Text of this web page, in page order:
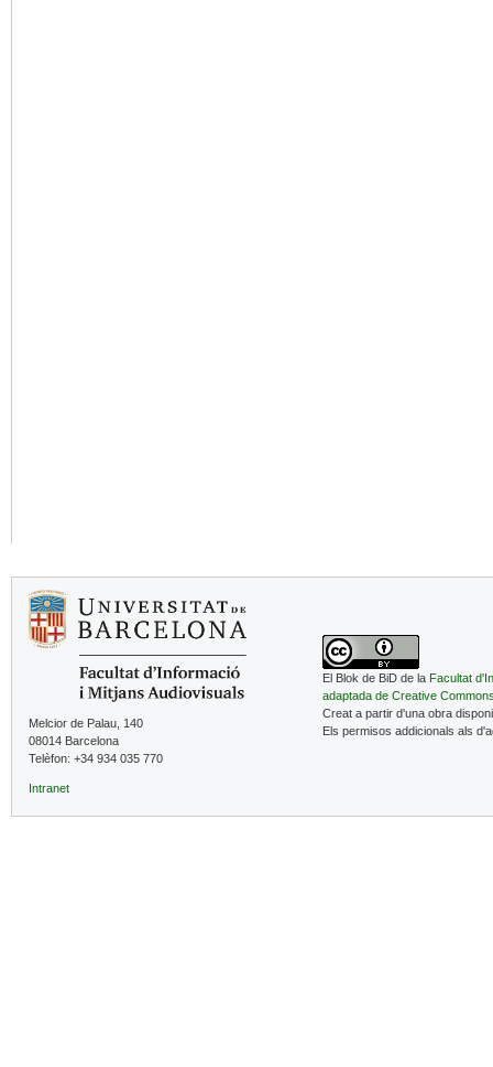
Melcior de Palau, 140
08014 Barcelona
Telèfon: +34 934 035 770
Intranet
El Blok de BiD de la Facultat
adaptada de Creative
Creat a partir d'una obra
Els permisos addicionals als